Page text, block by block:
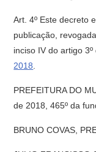
Art. 4º Este decreto
publicação,
inciso IV do artigo 3º
2018
PREFEITURA DO
de 2018, 465º da
BRUNO COVAS,